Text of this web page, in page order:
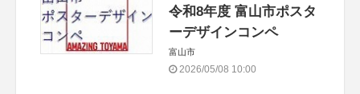
令和8年度 富山市ポスタ
ーデザインコンペ
富山市
2026/05/08 10:00